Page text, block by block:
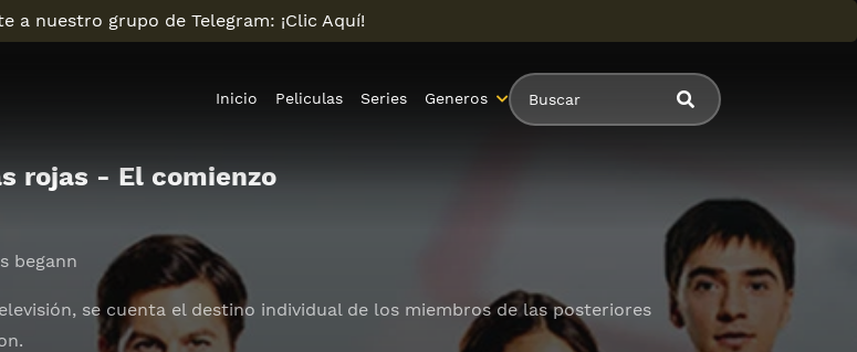
a nuestro grupo de Telegram: ¡Clic Aquí!
Inicio Peliculas Series Generos
rojas - El comienzo
begann
se cuenta el destino individual de los miembros de las posteriores